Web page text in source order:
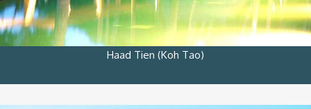
Haad Tien (Koh Tao)